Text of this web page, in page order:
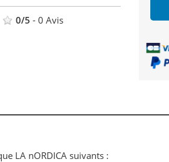
0/5 - 0 Avis
LA nORDICA suivants :